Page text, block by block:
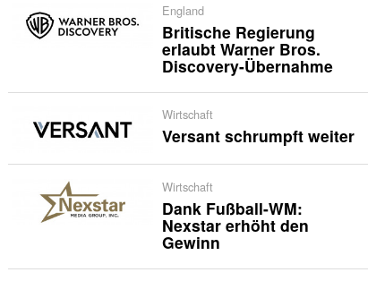
England
Britische Regierung
erlaubt Warner Bros.
Discovery-Übernahme
Wirtschaft
Versant schrumpft weiter
Wirtschaft
Dank Fußball-WM:
Nexstar erhöht den
Gewinn